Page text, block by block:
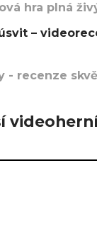
hra plná
–
- recenze